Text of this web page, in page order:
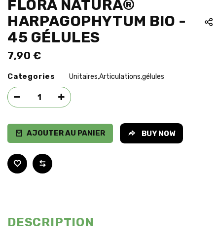
FLORA NATURA®
HARPAGOPHYTUM BIO -
45 GÉLULES
7,90 €
Categories Unitaires,Articulations,gélules
AJOUTER AU PANIER BUY NOW
DESCRIPTION